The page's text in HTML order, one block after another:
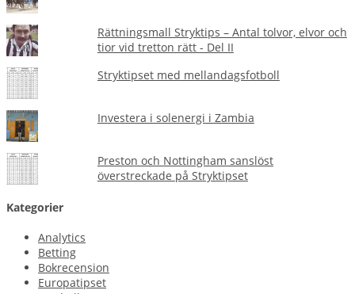
Rättningsmall Stryktips – Antal tolvor, elvor och
tior vid tretton rätt - Del II
Stryktipset med mellandagsfotboll
Investera i solenergi i Zambia
Preston och Nottingham sanslöst
överstreckade på Stryktipset
Kategorier
Analytics
Betting
Bokrecension
Europatipset